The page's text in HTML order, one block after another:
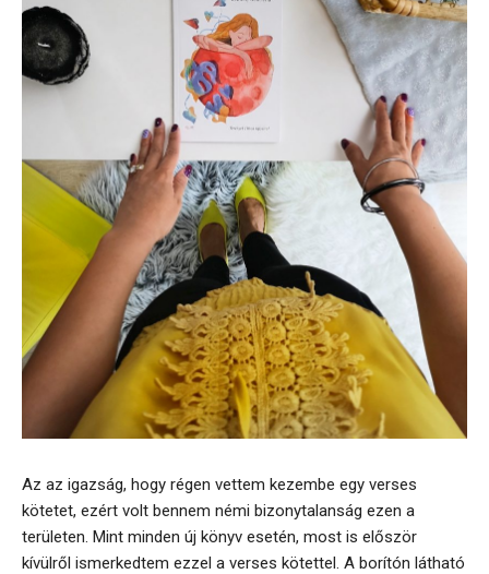
Az az igazság, hogy régen vettem kezembe egy verses
kötetet, ezért volt bennem némi bizonytalanság ezen a
területen. Mint minden új könyv esetén, most is először
kívülről ismerkedtem ezzel a verses kötettel. A borítón látható